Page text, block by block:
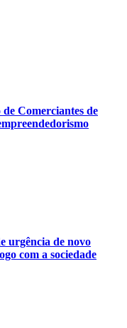
Comerciantes de
urgência de novo
com a sociedade